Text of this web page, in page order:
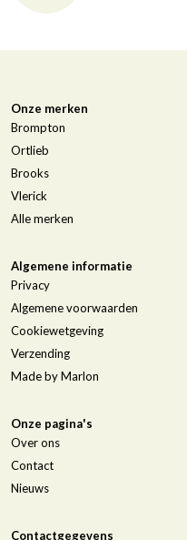
Onze merken
Brompton
Ortlieb
Brooks
Vlerick
Alle merken
Algemene informatie
Privacy
Algemene voorwaarden
Cookiewetgeving
Verzending
Made by Marlon
Onze pagina's
Over ons
Contact
Nieuws
Contactgegevens